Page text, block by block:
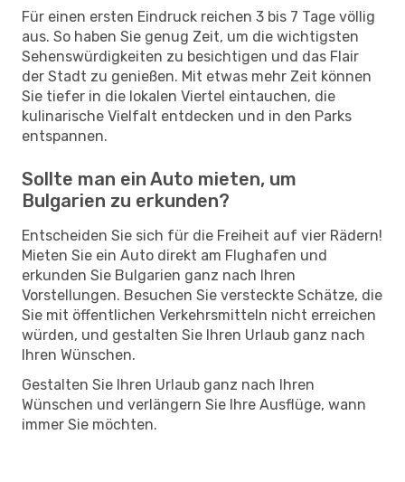
Für einen ersten Eindruck reichen 3 bis 7 Tage völlig
aus. So haben Sie genug Zeit, um die wichtigsten
Sehenswürdigkeiten zu besichtigen und das Flair
der Stadt zu genießen. Mit etwas mehr Zeit können
Sie tiefer in die lokalen Viertel eintauchen, die
kulinarische Vielfalt entdecken und in den Parks
entspannen.
Sollte man ein Auto mieten, um
Bulgarien zu erkunden?
Entscheiden Sie sich für die Freiheit auf vier Rädern!
Mieten Sie ein Auto direkt am Flughafen und
erkunden Sie Bulgarien ganz nach Ihren
Vorstellungen. Besuchen Sie versteckte Schätze, die
Sie mit öffentlichen Verkehrsmitteln nicht erreichen
würden, und gestalten Sie Ihren Urlaub ganz nach
Ihren Wünschen.
Gestalten Sie Ihren Urlaub ganz nach Ihren
Wünschen und verlängern Sie Ihre Ausflüge, wann
immer Sie möchten.